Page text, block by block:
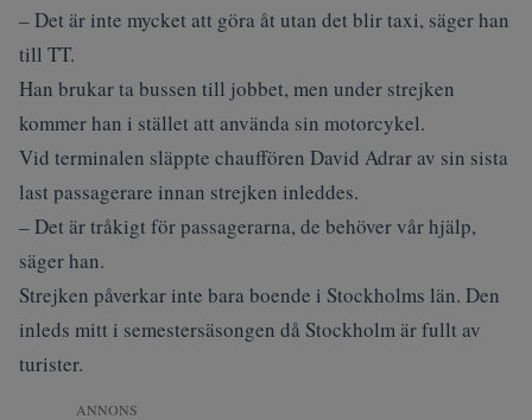
– Det är inte mycket att göra åt utan det blir taxi, säger han
till TT.
Han brukar ta bussen till jobbet, men under strejken
kommer han i stället att använda sin motorcykel.
Vid terminalen släppte chauffören David Adrar av sin sista
last passagerare innan strejken inleddes.
– Det är tråkigt för passagerarna, de behöver vår hjälp,
säger han.
Strejken påverkar inte bara boende i Stockholms län. Den
inleds mitt i semestersäsongen då Stockholm är fullt av
turister.
ANNONS